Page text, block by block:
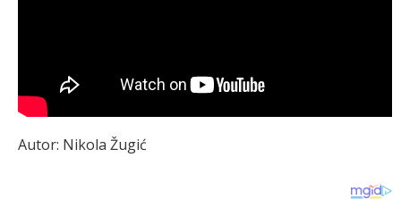
Autor: Nikola Žugić